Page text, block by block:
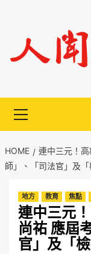
content
Menu
HOME
連中三元！
師」、「司法官」及
地方 教育 焦點
連中三元
尚祐 應屆
官」及「